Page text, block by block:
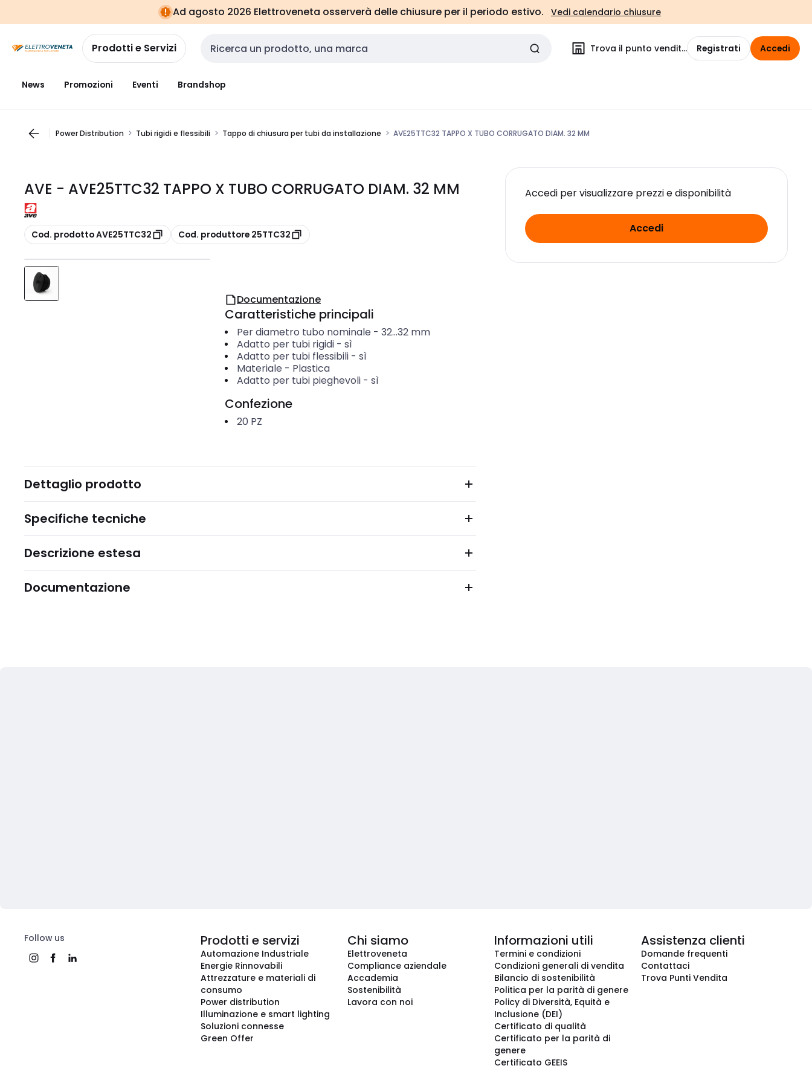
navigazionealla
pagina
Ad agosto 2026 Elettroveneta osserverà delle chiusure per il periodo estivo. Vedi calendario chiusure
Prodotti e Servizi Cerca input Trova il punto vendita Registrati Accedi
News Promozioni Eventi Brandshop
Power Distribution Tubi rigidi e flessibili Tappo di chiusura per tubi da installazione AVE25TTC32 TAPPO X TUBO CORRUGATO DIAM. 32 MM
AVE - AVE25TTC32 TAPPO X TUBO CORRUGATO DIAM. 32 MM
copia
Cod. prodotto AVE25TTC32 copia
Cod. produttore 25TTC32
Accedi per visualizzare prezzi e disponibilità
Accedi
Documentazione
Caratteristiche principali
Per diametro tubo nominale - 32...32 mm
Adatto per tubi rigidi- sì
Adatto per tubi flessibili- sì
Materiale - Plastica
Adatto per tubi pieghevoli- sì
Confezione
20 PZ
Dettaglio prodotto
Specifiche tecniche
Descrizione estesa
Documentazione
Follow us Prodotti e servizi
Automazione Industriale
Energie Rinnovabili
Attrezzature e materiali di
consumo
Power distribution
Illuminazione e smart lighting
Soluzioni connesse
Green Offer
Chi siamo
Elettroveneta
Compliance aziendale
Accademia
Sostenibilità
Lavora con noi
Informazioni utili
Termini e condizioni
Condizioni generali di vendita
Bilancio di sostenibilità
Politica per la parità di genere
Policy di Diversità, Equità e
Inclusione (DEI)
Certificato di qualità
Certificato per la parità di
genere
Certificato GEEIS
Assistenza clienti
Domande frequenti
Contattaci
Trova Punti Vendita